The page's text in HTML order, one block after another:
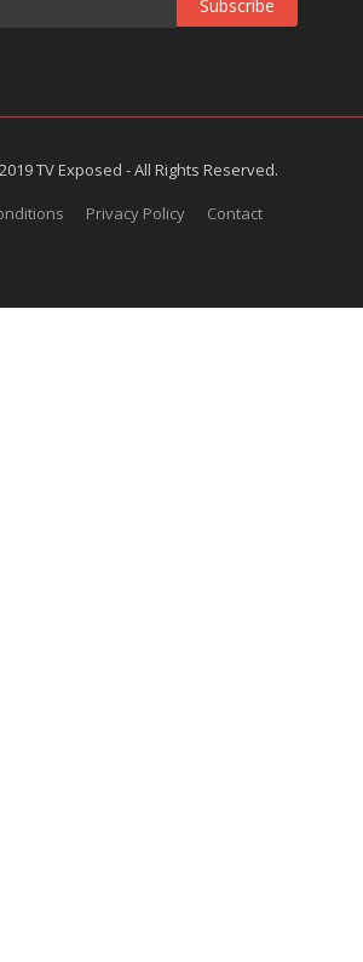
Subscribe
TV Exposed - All Rights Reserved.
Privacy Policy Contact